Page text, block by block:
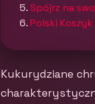
Spójrz na
Polski
Kukurydziane